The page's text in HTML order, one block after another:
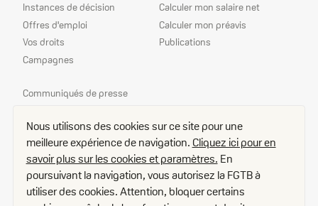
Instances de décision
Offres d'emploi
Vos droits
Campagnes
Calculer mon salaire net
Calculer mon préavis
Publications
Nos
Communiqués de presse
Délégué(e)s
Contact
Plan d'accès
Offres d’emploi
Disclaimer
Nous utilisons des cookies sur ce site pour une
meilleure expérience de navigation. Cliquez ici pour en
savoir plus sur les cookies et paramètres. En
poursuivant la navigation, vous autorisez la FGTB à
utiliser des cookies. Attention, bloquer certains